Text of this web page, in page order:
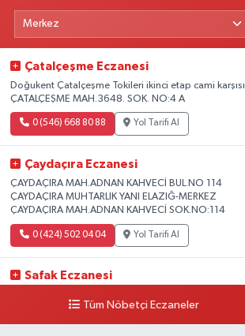
Çatalçeşme Eczanesi
Doğukent Çatalçeşme Tokileri ikinci etap cami karşısı
ÇATALÇEŞME MAH.3648. SOK. NO:4 A
0 (546) 668 80 88 Yol Tarifi Al
Çaydaçıra Eczanesi
ÇAYDAÇIRA MAH.ADNAN KAHVECİ BUL.NO 114
ÇAYDAÇIRA MUHTARLIK YANI ELAZIĞ-MERKEZ
ÇAYDAÇIRA MAH.ADNAN KAHVECİ SOK.NO:114
0 (424) 502 04 04 Yol Tarifi Al
Safak Eczanesi
Tüm Nöbetçi Eczaneler